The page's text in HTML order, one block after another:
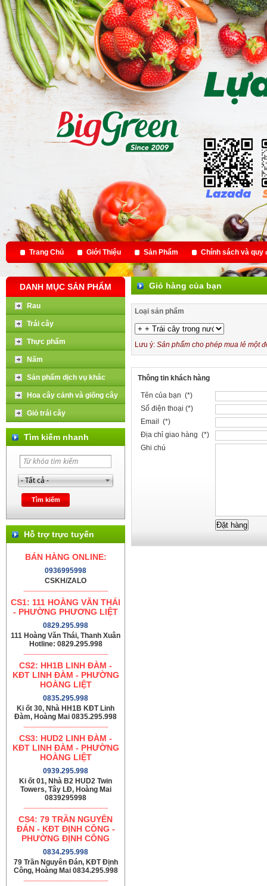
Trang Chủ Giới Thiệu Sản Phẩm Chính sách và quy
DANH MỤC SẢN PHẨM
Rau
Trái cây
Thực phẩm
Nấm
Sản phẩm dịch vụ khác
Hoa cây cảnh và giống cây
Giỏ trái cây
Tìm kiếm nhanh
Hỗ trợ trực tuyến
BÁN HÀNG ONLINE:
0936995998
CSKH/ZALO
CS1: 111 HOÀNG VĂN THÁI
- PHƯỜNG PHƯƠNG LIỆT
0829.295.998
111 Hoàng Văn Thái, Thanh Xuân
Hotline: 0829.295.998
CS2: HH1B LINH ĐÀM -
KĐT LINH ĐÀM - PHƯỜNG
HOÀNG LIỆT
0835.295.998
Ki ốt 30, Nhà HH1B KĐT Linh
Đàm, Hoàng Mai 0835.295.998
CS3: HUD2 LINH ĐÀM -
KĐT LINH ĐÀM - PHƯỜNG
HOÀNG LIỆT
0939.295.998
Ki ốt 01, Nhà B2 HUD2 Twin
Towers, Tây LĐ, Hoàng Mai
0839295998
CS4: 79 TRẦN NGUYÊN
ĐÁN - KĐT ĐỊNH CÔNG -
PHƯỜNG ĐỊNH CÔNG
0834.295.998
79 Trần Nguyên Đán, KĐT Định
Công, Hoàng Mai 0834.295.998
Giỏ hàng của bạn
Loại sản phẩm
Lưu ý: Sản phẩm cho phép mua lẻ một
Thông tin khách hàng
Tên của bạn (*)
Số điện thoại (*)
Email (*)
Địa chỉ giao hàng (*)
Ghi chú